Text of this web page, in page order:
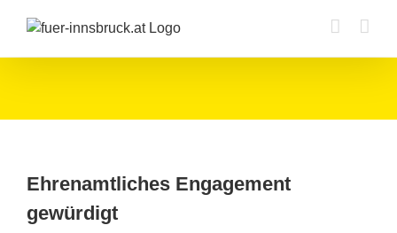
Inhalt
Ehrenamtliches Engagement
gewürdigt